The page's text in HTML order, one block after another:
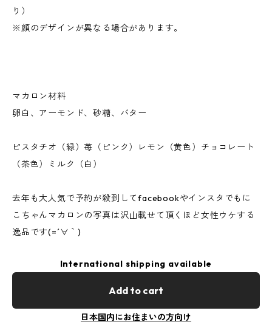
り）
※顔のデザインが異なる場合があります。
マカロン材料
卵白、アーモンド、砂糖、バター
ピスタチオ（緑）苺（ピンク）レモン（黄色）チョコレート
（茶色）ミルク（白）
去年も大人気で予約が殺到してfacebookやインスタでもに
こちゃんマカロンの写真は沢山載せて頂くほど女性ウケする
逸品です(=´∀｀)
International shipping available
Add to cart
日本国内にお住まいの方向け